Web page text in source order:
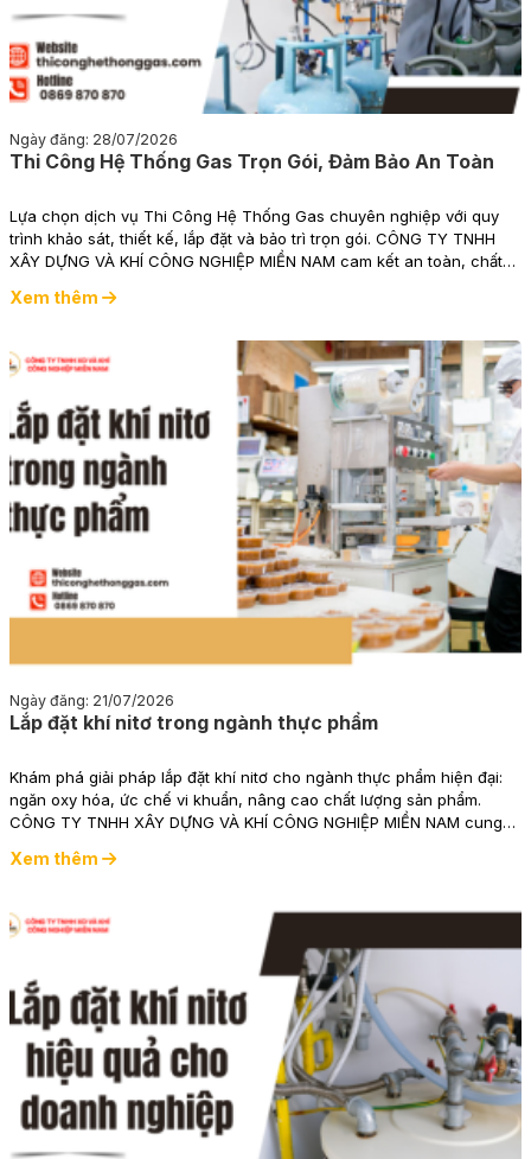
Ngày đăng: 28/07/2026
Thi Công Hệ Thống Gas Trọn Gói, Đảm Bảo An Toàn
Lựa chọn dịch vụ Thi Công Hệ Thống Gas chuyên nghiệp với quy
trình khảo sát, thiết kế, lắp đặt và bảo trì trọn gói. CÔNG TY TNHH
XÂY DỰNG VÀ KHÍ CÔNG NGHIỆP MIỀN NAM cam kết an toàn, chất
Xem thêm
Ngày đăng: 21/07/2026
Lắp đặt khí nitơ trong ngành thực phẩm
Khám phá giải pháp lắp đặt khí nitơ cho ngành thực phẩm hiện đại:
ngăn oxy hóa, ức chế vi khuẩn, nâng cao chất lượng sản phẩm.
CÔNG TY TNHH XÂY DỰNG VÀ KHÍ CÔNG NGHIỆP MIỀN NAM cung
dài hạn.
Xem thêm